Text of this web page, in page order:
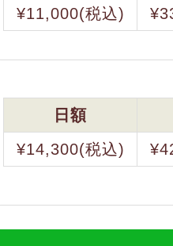
¥11,000(税込)
日額
¥14,300(税込)